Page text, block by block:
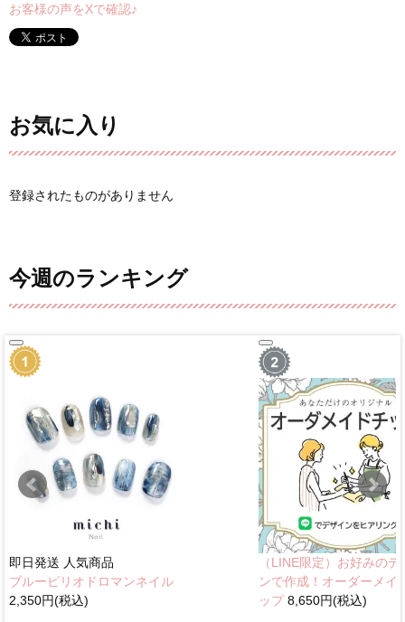
お客様の声をXで確認♪
お気に入り
登録されたものがありません
今週のランキング
即日発送 人気商品
ブルーピリオドロマンネイル
2,350円(税込)
（LINE限定）お好みのデ
ンで作成！オーダーメイ
ップ8,650円(税込)